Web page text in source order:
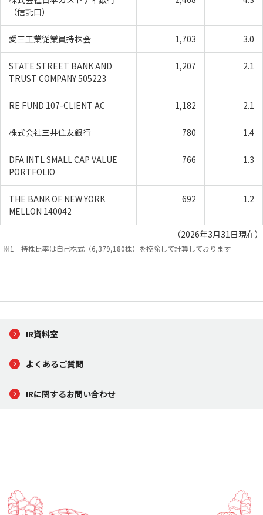
（信託口）
愛三工業従業員持株会 1,703 3.0
STATE STREET BANK AND
TRUST COMPANY 505223
1,207 2.1
RE FUND 107-CLIENT AC 1,182 2.1
株式会社三井住友銀行 780 1.4
DFA INTL SMALL CAP VALUE
PORTFOLIO
766 1.3
THE BANK OF NEW YORK
MELLON 140042
692 1.2
（2026年3月31日現在）
持株比率は自己株式（6,379,180株）を控除して計算しております
IR資料室
よくあるご質問
IRに関するお問い合わせ